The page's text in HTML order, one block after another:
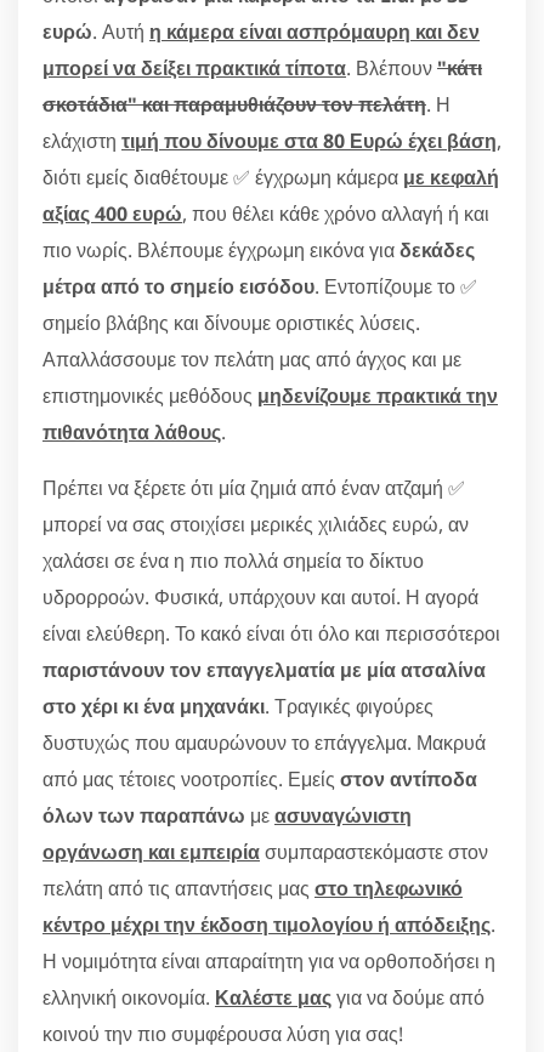
ευρώ. Αυτή η κάμερα είναι ασπρόμαυρη και δεν
μπορεί να δείξει πρακτικά τίποτα. Βλέπουν"κάτι
σκοτάδια" και παραμυθιάζουν τον πελάτη. Η
ελάχιστη τιμή που δίνουμε στα 80 Ευρώ έχει βάση,
διότι εμείς διαθέτουμε ✅ έγχρωμη κάμερα με κεφαλή
αξίας 400 ευρώ, που θέλει κάθε χρόνο αλλαγή ή και
πιο νωρίς. Βλέπουμε έγχρωμη εικόνα γιαδεκάδες
μέτρα από το σημείο εισόδου. Εντοπίζουμε το ✅
σημείο βλάβης και δίνουμε οριστικές λύσεις.
Απαλλάσσουμε τον πελάτη μας από άγχος και με
επιστημονικές μεθόδους μηδενίζουμε πρακτικά την
πιθανότητα λάθους.
Πρέπει να ξέρετε ότι μία ζημιά από έναν ατζαμή ✅
μπορεί να σας στοιχίσει μερικές χιλιάδες ευρώ, αν
χαλάσει σε ένα η πιο πολλά σημεία το δίκτυο
υδρορροών. Φυσικά, υπάρχουν και αυτοί. Η αγορά
είναι ελεύθερη. Το κακό είναι ότι όλο και περισσότεροι
παριστάνουν τον επαγγελματία με μία ατσαλίνα
στο χέρι κι ένα μηχανάκι. Τραγικές φιγούρες
δυστυχώς που αμαυρώνουν το επάγγελμα. Μακρυά
από μας τέτοιες νοοτροπίες. Εμείς στον αντίποδα
όλων των παραπάνω μεασυναγώνιστη
οργάνωση και εμπειρίασυμπαραστεκόμαστε στον
πελάτη από τις απαντήσεις μας στο τηλεφωνικό
κέντρο μέχρι την έκδοση τιμολογίου ή απόδειξης.
Η νομιμότητα είναι απαραίτητη για να ορθοποδήσει η
ελληνική οικονομία. Καλέστε μαςγια να δούμε από
κοινού την πιο συμφέρουσα λύση για σας!